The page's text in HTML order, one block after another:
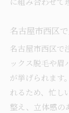
名古屋市西区
名古屋市西区で
ックス脱毛や眉
が挙げられます
れるため、忙し
整え、立体感の